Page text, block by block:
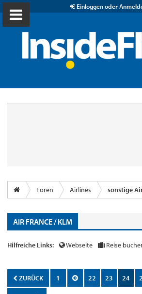
Einloggen oder
Foren Airlines sonstige
AIR FRANCE / KLM
Hilfreiche Links: Webseite Reise
ZURÜCK 1 22 23 24